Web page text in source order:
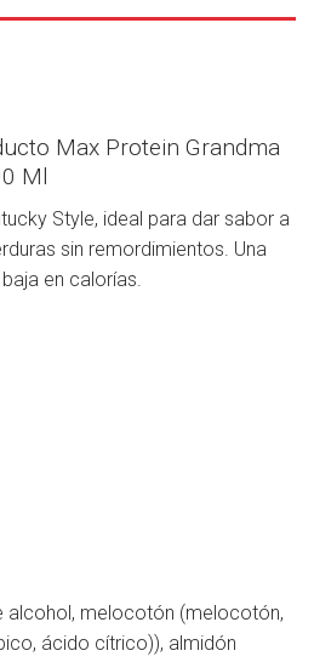
Max Protein Grandma
Ml
Style, ideal para dar sabor a
sin remordimientos. Una
en calorías.
alcohol, melocotón (melocotón,
ácido cítrico)), almidón